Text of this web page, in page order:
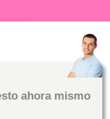
ahora mismo